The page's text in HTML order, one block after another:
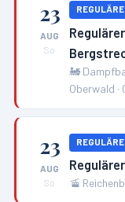
23
AUG
So
🚂
Oberwald ·
23
AUG
So
🚡